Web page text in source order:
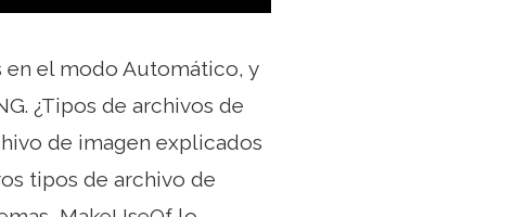
en el modo Automático, y
¿Tipos de archivos de
de imagen explicados
tipos de archivo de